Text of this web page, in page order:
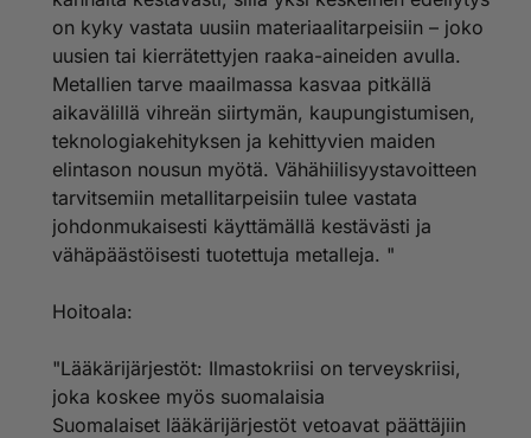
on kyky vastata uusiin materiaalitarpeisiin – joko
uusien tai kierrätettyjen raaka-aineiden avulla.
Metallien tarve maailmassa kasvaa pitkällä
aikavälillä vihreän siirtymän, kaupungistumisen,
teknologiakehityksen ja kehittyvien maiden
elintason nousun myötä. Vähähiilisyystavoitteen
tarvitsemiin metallitarpeisiin tulee vastata
johdonmukaisesti käyttämällä kestävästi ja
vähäpäästöisesti tuotettuja metalleja. "
Hoitoala:
"Lääkärijärjestöt: Ilmastokriisi on terveyskriisi,
joka koskee myös suomalaisia
Suomalaiset lääkärijärjestöt vetoavat päättäjiin